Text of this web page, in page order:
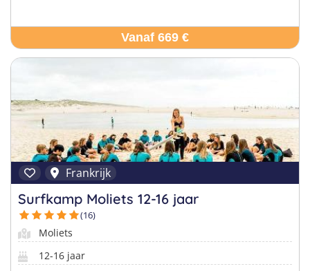
Vanaf 669 €
Frankrijk
Surfkamp Moliets 12-16 jaar
(16)
Moliets
12-16 jaar